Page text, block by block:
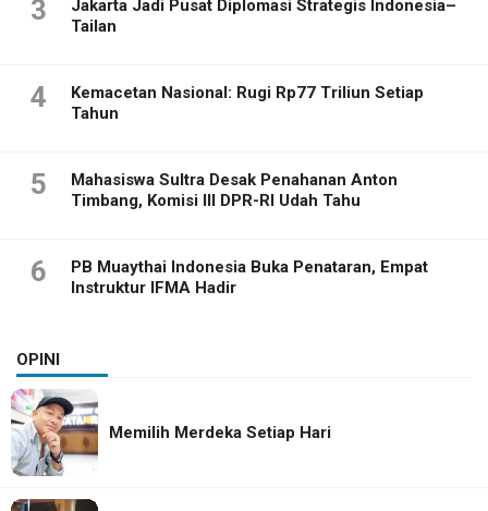
3
Jakarta Jadi Pusat Diplomasi Strategis Indonesia–
Tailan
4
Kemacetan Nasional: Rugi Rp77 Triliun Setiap
Tahun
5
Mahasiswa Sultra Desak Penahanan Anton
Timbang, Komisi III DPR-RI Udah Tahu
6
PB Muaythai Indonesia Buka Penataran, Empat
Instruktur IFMA Hadir
OPINI
Memilih Merdeka Setiap Hari